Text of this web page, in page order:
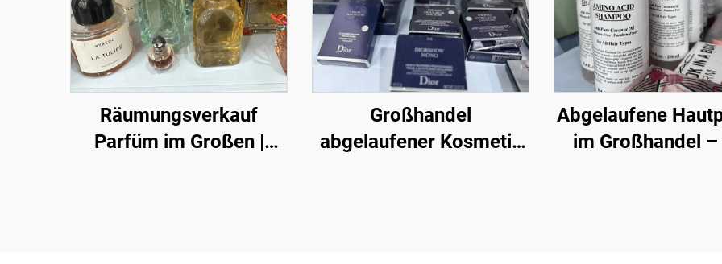
Räumungsverkauf
Parfüm im Großen |
Großhandel
abgelaufener Kosmetik
Abgelaufene
im Großhandel –